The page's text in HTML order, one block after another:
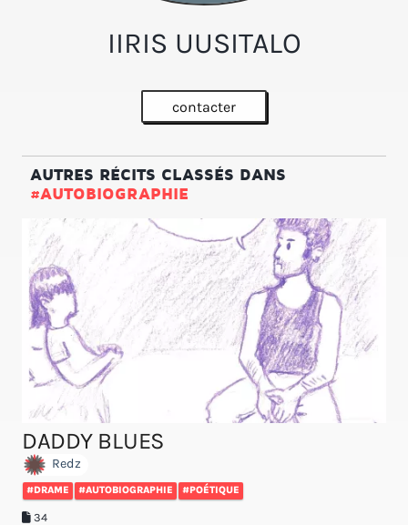
IIRIS UUSITALO
contacter
AUTRES RÉCITS CLASSÉS DANS
#AUTOBIOGRAPHIE
DADDY BLUES
Redz
#DRAME #AUTOBIOGRAPHIE #POÉTIQUE
34